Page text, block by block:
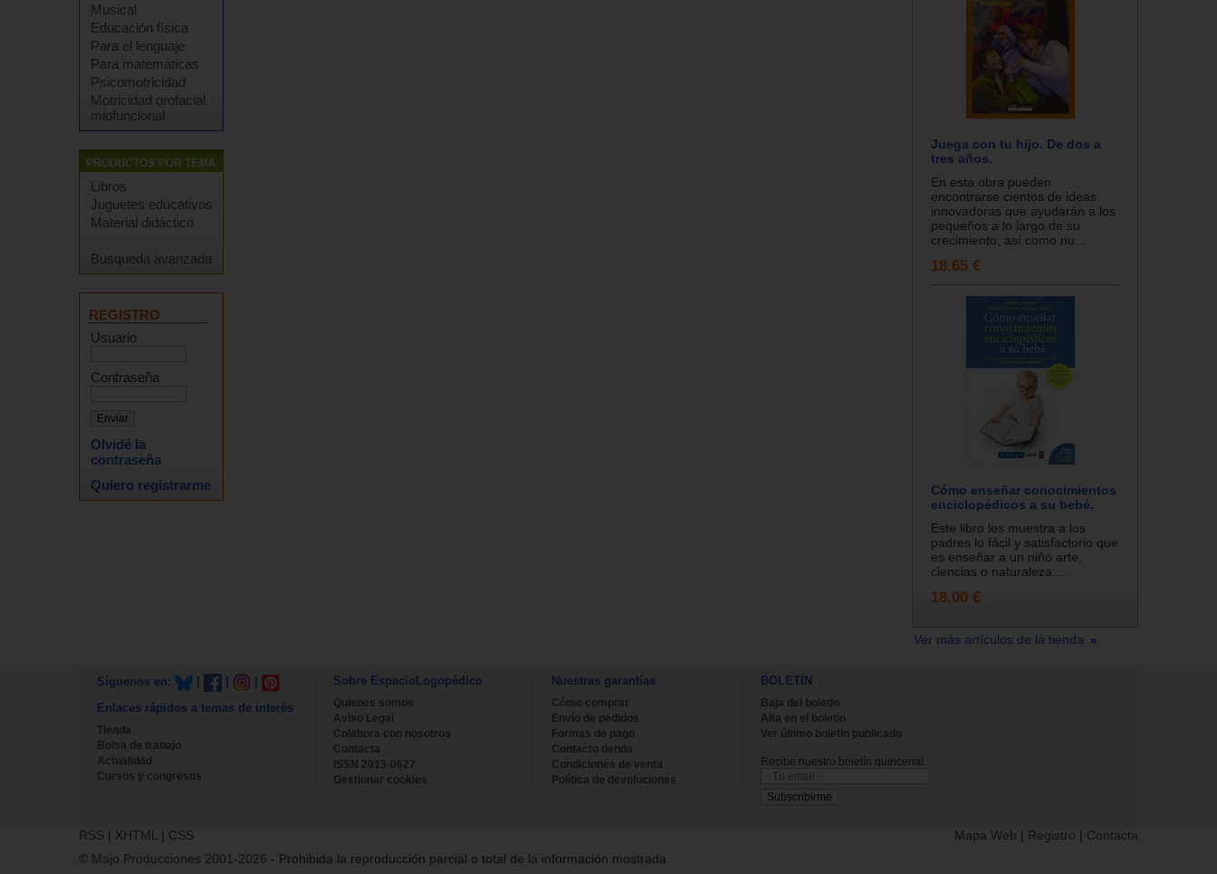
Musical
Educación física
Para el lenguaje
Para matemáticas
Psicomotricidad
Motricidad orofacial
miofuncional
Libros
Juguetes educativos
Material didáctico
Busqueda avanzada
REGISTRO
Usuario
Contraseña
Olvidé la
contraseña
Quiero registrarme
Juega con tu hijo. De dos a
tres años.
En esta obra pueden
encontrarse cientos de ideas
innovadoras que ayudarán a los
pequeños a lo largo de su
crecimiento, así como nu...
18.65 €
Cómo enseñar conocimientos
enciclopédicos a su bebé.
Este libro les muestra a los
padres lo fácil y satisfactorio que
es enseñar a un niño arte,
ciencias o naturaleza....
18.00 €
Ver más artículos de la tienda
Síguenos en:
Enlaces rápidos a temas de interés
Tienda
Bolsa de trabajo
Actualidad
Cursos y congresos
Sobre EspacioLogopédico
Quienes somos
Aviso Legal
Colabora con nosotros
Contacta
ISSN 2013-0627
Gestionar cookies
Nuestras garantías
Cómo comprar
Envío de pedidos
Formas de pago
Contacto tienda
Condiciones de venta
Política de devoluciones
BOLETÍN
Baja del boletin
Alta en el boletin
Ver último boletin publicado
Recibe nuestro boletín quincenal.
RSS | XHTML | CSS Mapa Web | Registro | Contacta
© Majo Producciones 2001-2026 - Prohibida la reproducción parcial o total de la información mostrada